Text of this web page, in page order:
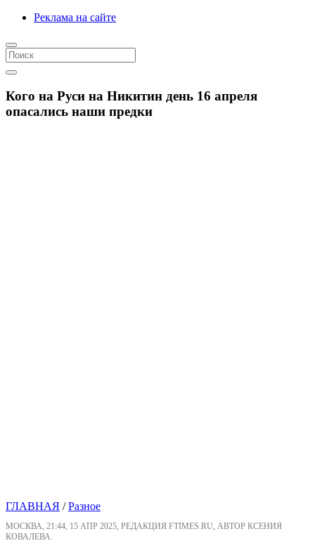
Реклама на сайте
Кого на Руси на Никитин день 16 апреля
опасались наши предки
ГЛАВНАЯ /Разное
МОСКВА, 21:44, 15 АПР 2025, РЕДАКЦИЯ FTIMES.RU, АВТОР КСЕНИЯ
КОВАЛЕВА.